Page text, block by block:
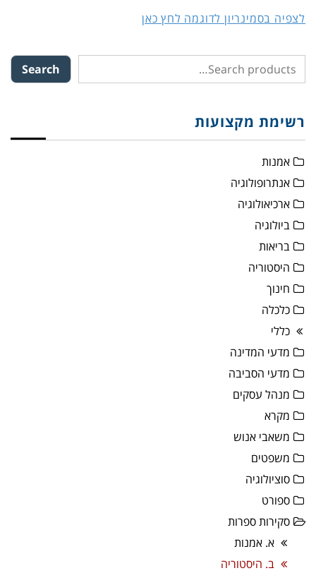
לצפיה בסמינריון לדוגמה לחץ כאן
Search
רשימת מקצועות
אמנות
אנתרופולוגיה
ארכיאולוגיה
ביולוגיה
בריאות
היסטוריה
חינוך
כלכלה
כללי
מדעי המדינה
מדעי הסביבה
מנהל עסקים
מקרא
משאבי אנוש
משפטים
סוציולוגיה
ספורט
סקירות ספרות
א. אמנות
ב. היסטוריה